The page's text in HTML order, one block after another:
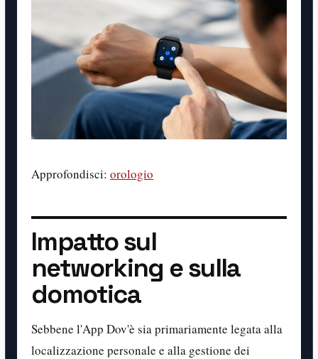
Approfondisci: orologio
Impatto sul
networking e sulla
domotica
Sebbene l'App Dov'è sia primariamente legata alla
localizzazione personale e alla gestione dei